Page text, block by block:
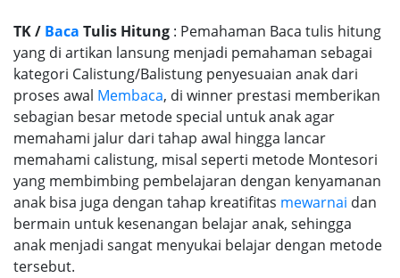
TK / Baca Tulis Hitung : Pemahaman Baca tulis hitung
yang di artikan lansung menjadi pemahaman sebagai
kategori Calistung/Balistung penyesuaian anak dari
proses awal Membaca, di winner prestasi memberikan
sebagian besar metode special untuk anak agar
memahami jalur dari tahap awal hingga lancar
memahami calistung, misal seperti metode Montesori
yang membimbing pembelajaran dengan kenyamanan
anak bisa juga dengan tahap kreatifitas mewarnai dan
bermain untuk kesenangan belajar anak, sehingga
anak menjadi sangat menyukai belajar dengan metode
tersebut.